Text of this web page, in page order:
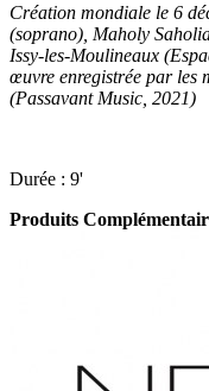
Création mondiale le 6
(soprano), Maholy
Issy-les-Moulineaux
œuvre enregistrée par les
(Passavant Music, 2021)
Durée : 9'
Produits